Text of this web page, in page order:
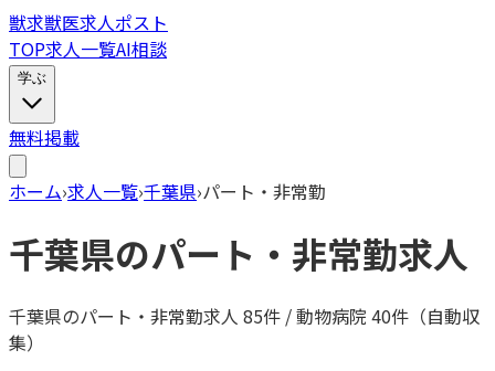
獣求獣医求人ポスト
TOP求人一覧AI相談
学ぶ
無料掲載
ホーム›求人一覧›千葉県›パート・非常勤
千葉県のパート・非常勤求人
千葉県のパート・非常勤求人 85件 / 動物病院 40件（自動収
集）